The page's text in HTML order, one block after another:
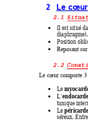
2 Le cœur
2.1
 Il est situé
diaphragme).
 Position
 Reposant
2.2
Le cœur comporte 3
 Le
 L’endocarde
tunique
 Le péricarde
séreux.